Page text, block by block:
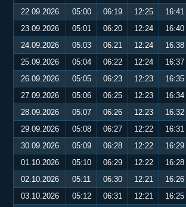
22.09.2026
05:00 06:19 12:25 16:41
23.09.2026
05:01 06:20 12:24 16:40
24.09.2026
05:03 06:21 12:24 16:38
25.09.2026
05:04 06:22 12:24 16:37
26.09.2026
05:05 06:23 12:23 16:35
27.09.2026
05:06 06:25 12:23 16:34
28.09.2026
05:07 06:26 12:23 16:32
29.09.2026
05:08 06:27 12:22 16:31
30.09.2026
05:09 06:28 12:22 16:29
01.10.2026
05:10 06:29 12:22 16:28
02.10.2026
05:11 06:30 12:21 16:26
03.10.2026
05:12 06:31 12:21 16:25